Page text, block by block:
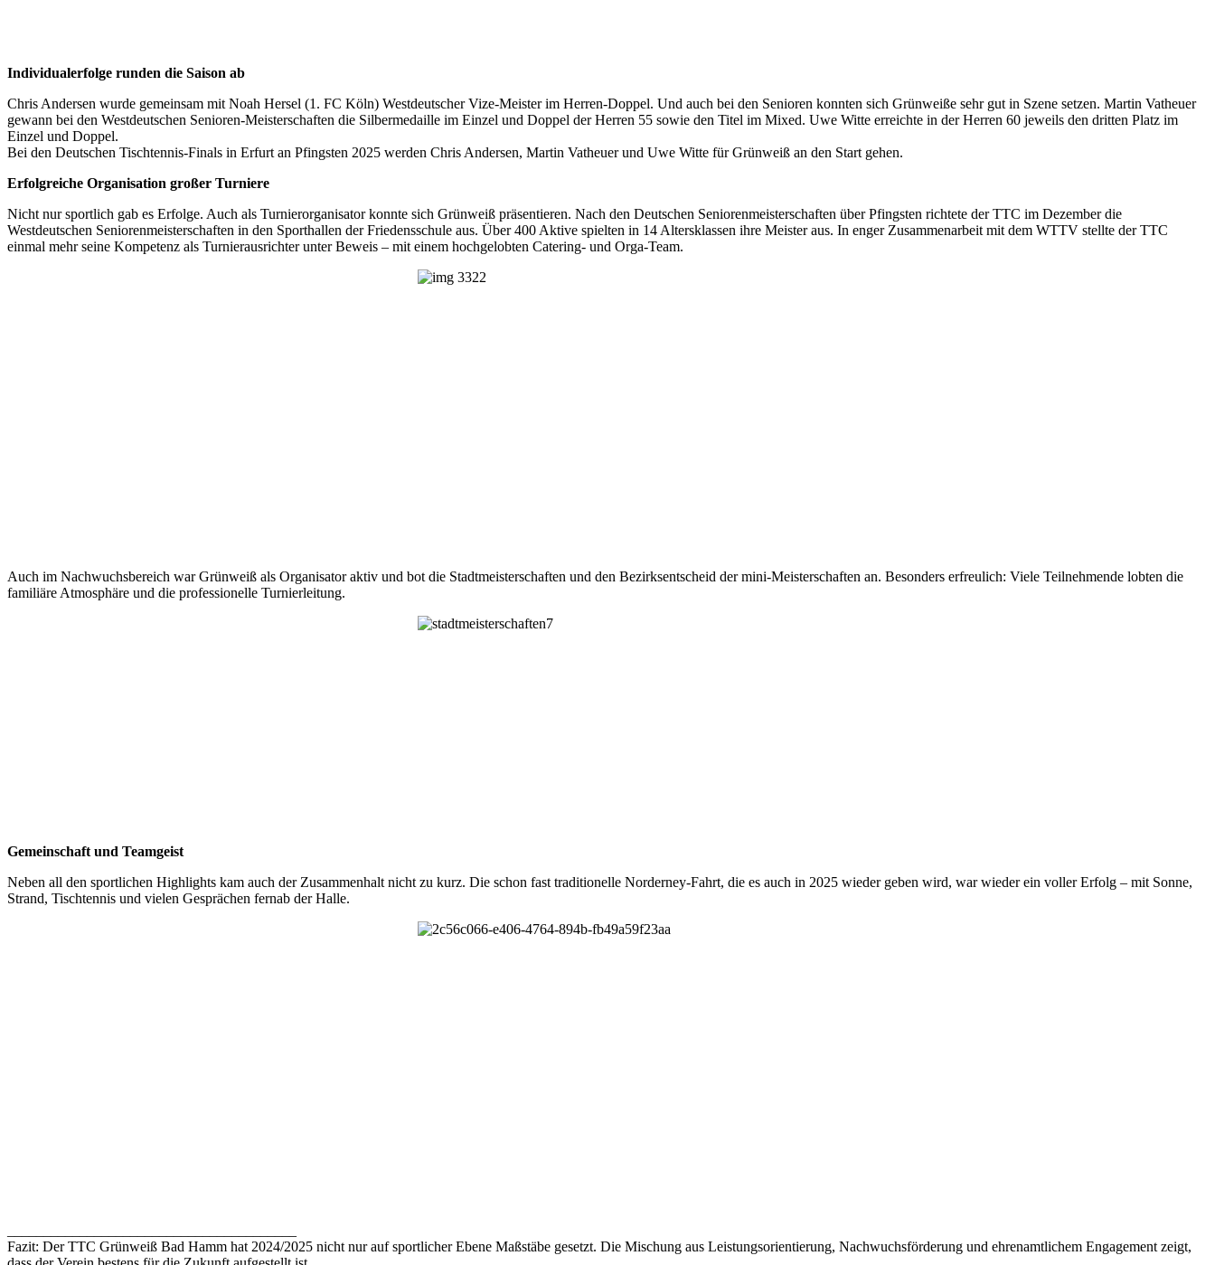
Individualerfolge runden die Saison ab
Chris Andersen wurde gemeinsam mit Noah Hersel (1. FC Köln) Westdeutscher Vize-Meister im Herren-Doppel. Und auch bei den Senioren konnten sich Grünweiße sehr gut in Szene setzen. Martin Vatheuer
gewann bei den Westdeutschen Senioren-Meisterschaften die Silbermedaille im Einzel und Doppel der Herren 55 sowie den Titel im Mixed. Uwe Witte erreichte in der Herren 60 jeweils den dritten Platz im
Einzel und Doppel.
Bei den Deutschen Tischtennis-Finals in Erfurt an Pfingsten 2025 werden Chris Andersen, Martin Vatheuer und Uwe Witte für Grünweiß an den Start gehen.
Erfolgreiche Organisation großer Turniere
Nicht nur sportlich gab es Erfolge. Auch als Turnierorganisator konnte sich Grünweiß präsentieren. Nach den Deutschen Seniorenmeisterschaften über Pfingsten richtete der TTC im Dezember die
Westdeutschen Seniorenmeisterschaften in den Sporthallen der Friedensschule aus. Über 400 Aktive spielten in 14 Altersklassen ihre Meister aus. In enger Zusammenarbeit mit dem WTTV stellte der TTC
einmal mehr seine Kompetenz als Turnierausrichter unter Beweis – mit einem hochgelobten Catering- und Orga-Team.
Auch im Nachwuchsbereich war Grünweiß als Organisator aktiv und bot die Stadtmeisterschaften und den Bezirksentscheid der mini-Meisterschaften an. Besonders erfreulich: Viele Teilnehmende lobten die
familiäre Atmosphäre und die professionelle Turnierleitung.
Gemeinschaft und Teamgeist
Neben all den sportlichen Highlights kam auch der Zusammenhalt nicht zu kurz. Die schon fast traditionelle Norderney-Fahrt, die es auch in 2025 wieder geben wird, war wieder ein voller Erfolg – mit Sonne,
Strand, Tischtennis und vielen Gesprächen fernab der Halle.
Fazit: Der TTC Grünweiß Bad Hamm hat 2024/2025 nicht nur auf sportlicher Ebene Maßstäbe gesetzt. Die Mischung aus Leistungsorientierung, Nachwuchsförderung und ehrenamtlichem Engagement zeigt,